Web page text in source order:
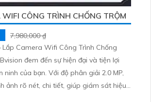
WIFI CÔNG TRÌNH CHỐNG TRỘM
7,980,000 ₫
Lắp Camera Wifi Công Trình Chống
đem đến sự hiện đại và tiện lợi
Với độ phân giải 2.0 MP,
ảnh rõ nét, chi tiết, giúp giám sát hiệu